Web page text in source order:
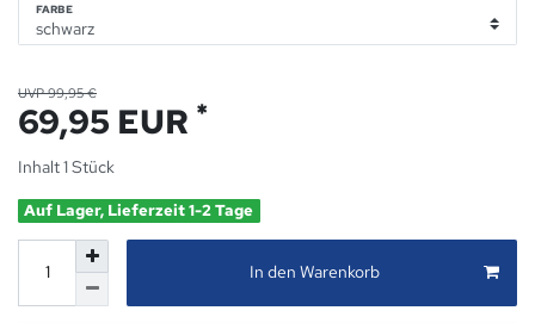
FARBE
UVP 99,95 €
69,95 EUR *
Inhalt1Stück
Auf Lager, Lieferzeit 1-2 Tage
In den Warenkorb